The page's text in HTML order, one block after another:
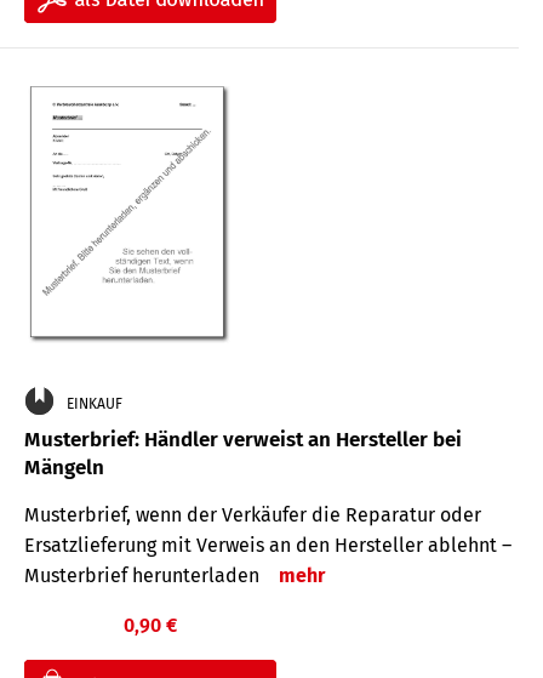
EINKAUF
Musterbrief: Händler verweist an Hersteller bei
Mängeln
Musterbrief, wenn der Verkäufer die Reparatur oder
Ersatzlieferung mit Verweis an den Hersteller ablehnt –
Musterbrief herunterladen
mehr
0,90 €